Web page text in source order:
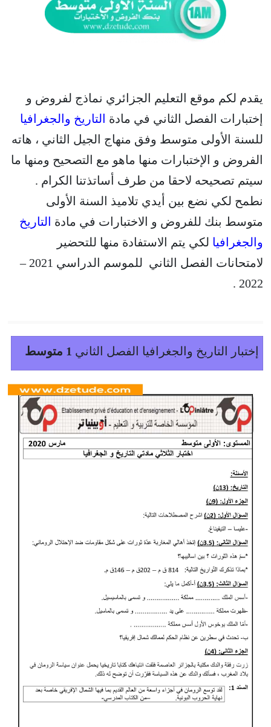
يقدم لكم موقع التعليم الجزائري نماذج لفروض و
إختبارات الفصل الثاني في مادة التاريخ والجغرافيا
للسنة الأولى متوسط وفق منهاج الجيل الثاني ، هاته
الفروض و الإختبارات منها ماهو مع التصحيح ومنها ما
سيتم تصحيحه لاحقا من طرف أساتذتنا الكرام .
نطمح لكي نضع بين أيدي تلاميذ السنة الأولى
متوسط بنك للفروض و الاختبارات في مادة التاريخ
والجغرافيا لكي يتم الاستفادة منها للتحضير
لامتحانات الفصل الثاني للموسم الدراسي 2021 –
2022 .
إختبار التاريخ والجغرافيا الفصل الثاني 1 متوسط